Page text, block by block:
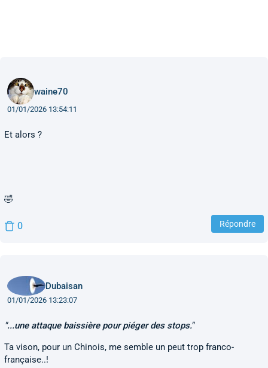
waine70
01/01/2026 13:54:11
Et alors ?
🤣
0 Répondre
Dubaisan
01/01/2026 13:23:07
"...une attaque baissière pour piéger des stops."
Ta vison, pour un Chinois, me semble un peut trop franco-
française..!